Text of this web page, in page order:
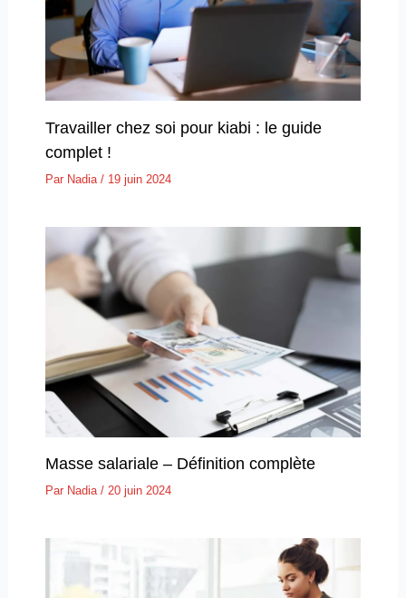
Travailler chez soi pour kiabi : le guide
complet !
Par Nadia / 19 juin 2024
Masse salariale – Définition complète
Par Nadia / 20 juin 2024